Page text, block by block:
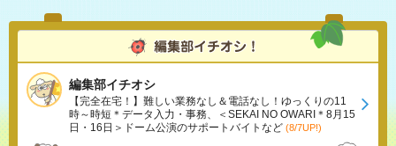
編集部イチオシ
【完全在宅！】難しい業務なし＆電話なし！ゆっくりの11
時～時短＊データ入力・事務、＜SEKAI NO OWARI＊8月15
日・16日＞ドーム公演のサポートバイトなど (8/7UP!)